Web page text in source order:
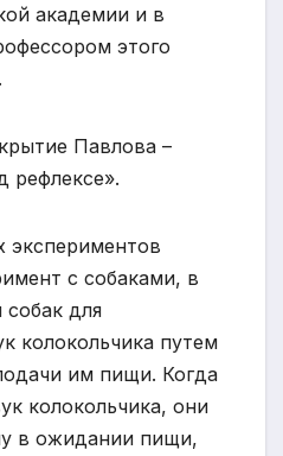
академии и в
этого
Павлова –
рефлексе».
экспериментов
с собаками, в
для
колокольчика путем
им пищи. Когда
колокольчика, они
в ожидании пищи,